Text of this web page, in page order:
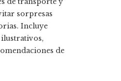
sorpresas
Incluye
de